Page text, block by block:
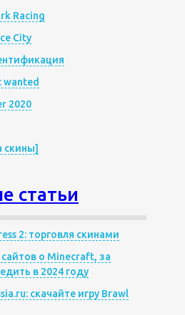
Racing
City
wanted
2020
скины]
статьи
2: торговля скинами
о Minecraft, за
в 2024 году
скачайте игру Brawl